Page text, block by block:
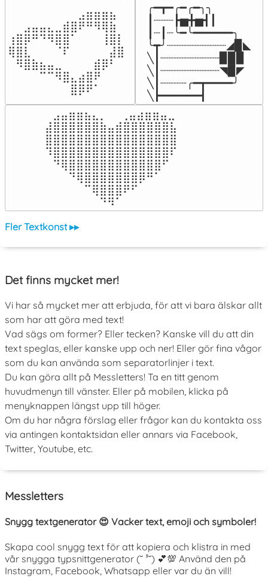
⠀⠀⠀⠀⠀⠀⠀⠀⠀⣠⣶⣶⣶⣦⠀⠀
⠀⠀⣠⣤⣤⣄⣀⣾⣿⠟⠛⠻⢿⣷⠀
⢰⣿⡿⠛⠙⠻⣿⣿⠁⠀⠀⠀⢸⣿⡇
⢿⣿⣇⠀⠀⠀⠈⠏⠀⠀⠀⠀⠀⣼⣿⠀
⠀⠻⣿⣷⣦⣤⣀⠀⠀⠀⠀⣾⡿⠃⠀
⠀⠀⠀⠀⠉⠉⠻⣿⣄⣴⣿⠟⠀⠀⠀
⠀⠀⠀⠀⠀⠀⠀⠀⣿⡿⠟⠁⠀⠀⠀⠀
╭━┳━╭━╭━╮╮
┃┈┈┈┣▅╋▅┫┃
┃┈┃┈╰━╰━━━━━━╮
╰┳╯┈┈┈┈┈┈┈┈┈◢▉◣
╲┃┈┈┈┈┈┈┈┈┈▉▉▉
╲┃┈┈┈┈┈┈┈┈┈◥▉◤
╲┃┈┈┈┈╭━┳━━━━╯
╲┣━━━━━━┫﻿
⠀⣠⣤⣶⣶⣦⣄⡀  ⠀⢀⣤⣴⣶⣶⣤⣀⠀
⣼⣿⣿⣿⣿⣿⣿⣷⣤⣾⣿⣿⣿⣿⣿⣿⣧
⣿⣿⣿⣿⣿⣿⣿⣿⣿⣿⣿⣿⣿⣿⣿⣿⣿
⠹⣿⣿⣿⣿⣿⣿⣿⣿⣿⣿⣿⣿⣿⣿⣿⠏
⠀⠙⢿⣿⣿⣿⣿⣿⣿⣿⣿⣿⣿⣿⣿⠋⠀
⠀⠀⠀⠙⢿⣿⣿⣿⣿⣿⣿⣿⡿⠛⠁⠀⠀
⠀⠀⠀⠀⠀⠉⢿⣿⣿⣿⠟⠋⠀⠀⠀⠀⠀
⠀⠀⠀⠀⠀⠀⠀⠙⠻⠁⠀⠀⠀⠀⠀⠀⠀⠀⠀⠀⠀⠀⠀
Fler Textkonst ▸▸
Det finns mycket mer!
Vi har så mycket mer att erbjuda, för att vi bara älskar allt
som har att göra med text!
Vad sägs om former? Eller tecken? Kanske vill du att din
text speglas, eller kanske upp och ner! Eller gör fina vågor
som du kan använda som separatorlinjer i text.
Du kan göra allt på Messletters! Ta en titt genom
huvudmenyn till vänster. Eller på mobilen, klicka på
menyknappen längst upp till höger.
Om du har några förslag eller frågor kan du kontakta oss
via antingen kontaktsidan eller annars via Facebook,
Twitter, Youtube, etc.
Messletters
Snygg textgenerator 😍 Vacker text, emoji och symboler!
Skapa cool snygg text för att kopiera och klistra in med
vår snygga typsnittgenerator (˘ ³˘) 💕💯 Använd den på
Instagram, Facebook, Whatsapp eller var du än vill!